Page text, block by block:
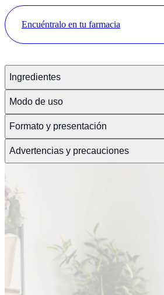
Encuéntralo en tu farmacia
Ingredientes
Modo de uso
Formato y presentación
Advertencias y precauciones